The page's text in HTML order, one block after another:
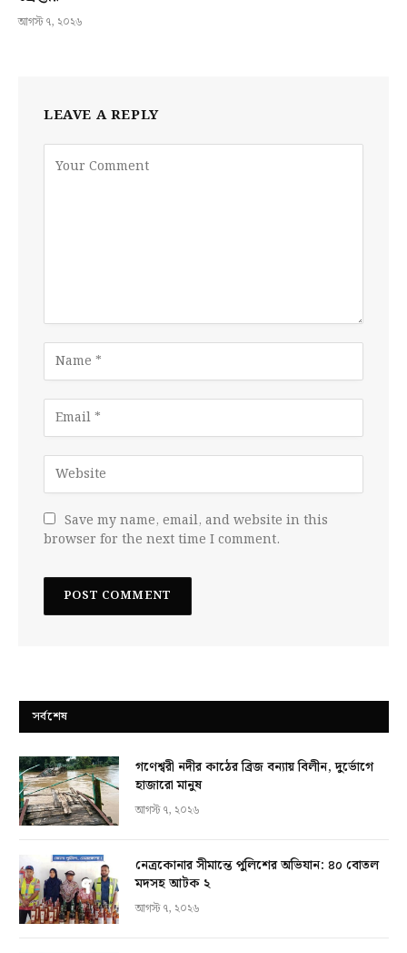
আগস্ট ৭, ২০২৬
LEAVE A REPLY
Save my name, email, and website in this
browser for the next time I comment.
সর্বশেষ
গণেশ্বরী নদীর কাঠের ব্রিজ বন্যায় বিলীন, দুর্ভোগে
হাজারো মানুষ
আগস্ট ৭, ২০২৬
নেত্রকোনার সীমান্তে পুলিশের অভিযান: ৪০ বোতল
মদসহ আটক ২
আগস্ট ৭, ২০২৬